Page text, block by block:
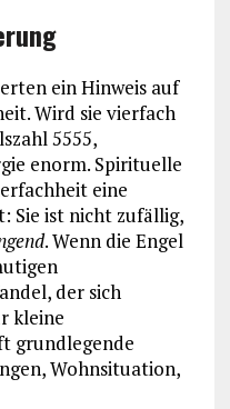
ein Hinweis auf
Wird sie vierfach
5555,
enorm. Spirituelle
eine
Sie ist nicht zufällig,
. Wenn die Engel
der sich
kleine
grundlegende
Wohnsituation,